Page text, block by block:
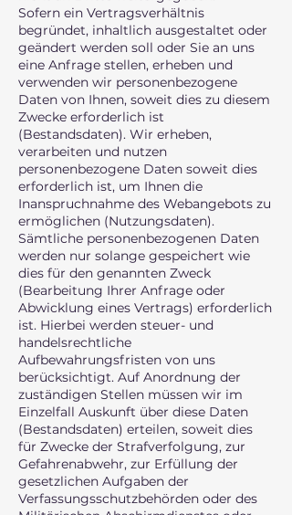
Sofern ein Vertragsverhältnis
begründet, inhaltlich ausgestaltet oder
geändert werden soll oder Sie an uns
eine Anfrage stellen, erheben und
verwenden wir personenbezogene
Daten von Ihnen, soweit dies zu diesem
Zwecke erforderlich ist
(Bestandsdaten). Wir erheben,
verarbeiten und nutzen
personenbezogene Daten soweit dies
erforderlich ist, um Ihnen die
Inanspruchnahme des Webangebots zu
ermöglichen (Nutzungsdaten).
Sämtliche personenbezogenen Daten
werden nur solange gespeichert wie
dies für den genannten Zweck
(Bearbeitung Ihrer Anfrage oder
Abwicklung eines Vertrags) erforderlich
ist. Hierbei werden steuer- und
handelsrechtliche
Aufbewahrungsfristen von uns
berücksichtigt. Auf Anordnung der
zuständigen Stellen müssen wir im
Einzelfall Auskunft über diese Daten
(Bestandsdaten) erteilen, soweit dies
für Zwecke der Strafverfolgung, zur
Gefahrenabwehr, zur Erfüllung der
gesetzlichen Aufgaben der
Verfassungsschutzbehörden oder des